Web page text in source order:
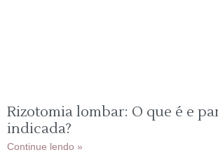
Rizotomia lombar: O que é e
indicada?
Continue lendo »